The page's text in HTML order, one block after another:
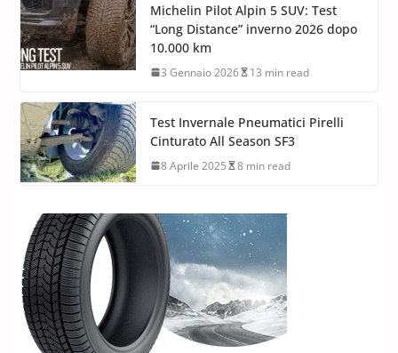
Michelin Pilot Alpin 5 SUV: Test
“Long Distance” inverno 2026 dopo
10.000 km
3 Gennaio 2026 13 min read
Test Invernale Pneumatici Pirelli
Cinturato All Season SF3
8 Aprile 2025 8 min read